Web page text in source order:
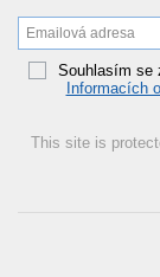
Souhlasím se
Informacích
This site is